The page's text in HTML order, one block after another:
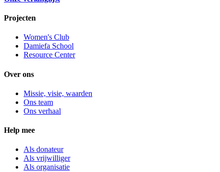
Projecten
Women's Club
Damiefa School
Resource Center
Over ons
Missie, visie, waarden
Ons team
Ons verhaal
Help mee
Als donateur
Als vrijwilliger
Als organisatie